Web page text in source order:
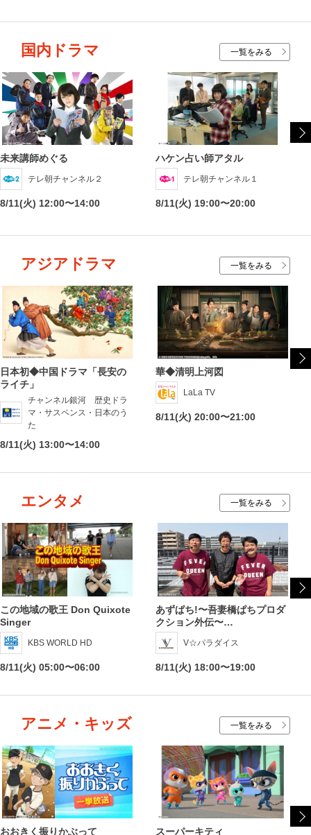
国内ドラマ 一覧をみる
未来講師めぐる
テレ朝チャンネル２
8/11(火) 12:00〜14:00
ハケン占い師アタル
テレ朝チャンネル１
8/11(火) 19:00〜20:00
アジアドラマ 一覧をみる
日本初◆中国ドラマ「長安の
ライチ」
チャンネル銀河 歴史ドラ
マ・サスペンス・日本のう
た
8/11(火) 13:00〜14:00
華◆清明上河図
LaLa TV
8/11(火) 20:00〜21:00
エンタメ 一覧をみる
この地域の歌王 Don Quixote
Singer
KBS WORLD HD
8/11(火) 05:00〜06:00
あずぱち!〜吾妻橋ぱちプロダ
クション外伝〜…
V☆パラダイス
8/11(火) 18:00〜19:00
アニメ・キッズ 一覧をみる
おおきく振りかぶって スーパーキティ